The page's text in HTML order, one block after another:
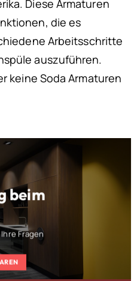
Diese Armaturen
die es
Arbeitsschritte
auszuführen.
keine Soda Armaturen
beim
Fragen